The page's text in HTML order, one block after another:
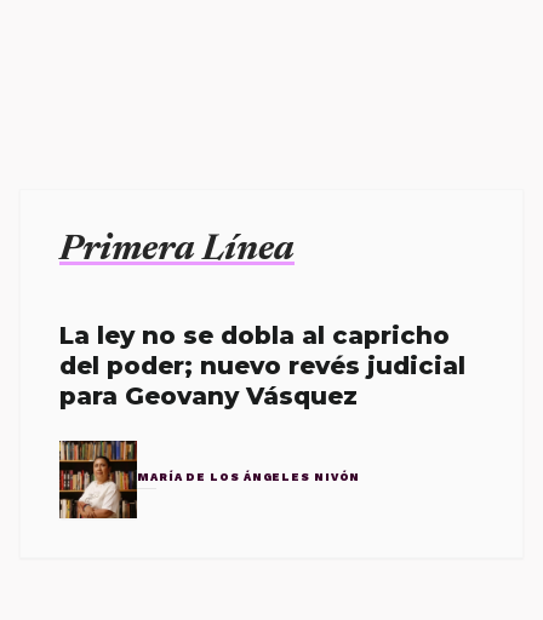
Primera Línea
La ley no se dobla al capricho
del poder; nuevo revés judicial
para Geovany Vásquez
MARÍA DE LOS ÁNGELES NIVÓN